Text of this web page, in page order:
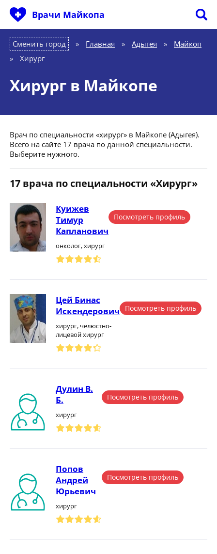
Врачи Майкопа
Сменить город Главная » Адыгея »
Майкоп
»
Хирург
Хирург в Майкопе
Врач по специальности «хирург» в Майкопе (Адыгея).
Всего на сайте 17 врача по данной специальности.
Выберите нужного.
17 врача по специальности «Хирург»
Куижев
Тимур
Капланович
онколог, хирург
Посмотреть профиль
Цей Бинас
Искендерович
хирург, челюстно-
лицевой хирург
Посмотреть профиль
Дулин В.
Б.
хирург
Посмотреть профиль
Попов
Андрей
Юрьевич
хирург
Посмотреть профиль